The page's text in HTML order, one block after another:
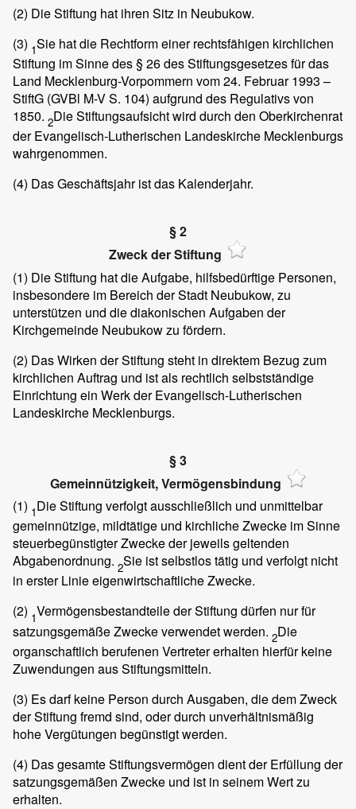
(2) Die Stiftung hat ihren Sitz in Neubukow.
(3) 1Sie hat die Rechtform einer rechtsfähigen kirchlichen
Stiftung im Sinne des § 26 des Stiftungsgesetzes für das
Land Mecklenburg-Vorpommern vom 24. Februar 1993 –
StiftG (GVBl M-V S. 104) aufgrund des Regulativs von
1850. 2Die Stiftungsaufsicht wird durch den Oberkirchenrat
der Evangelisch-Lutherischen Landeskirche Mecklenburgs
wahrgenommen.
(4) Das Geschäftsjahr ist das Kalenderjahr.
§ 2
Zweck der Stiftung
(1) Die Stiftung hat die Aufgabe, hilfsbedürftige Personen,
insbesondere im Bereich der Stadt Neubukow, zu
unterstützen und die diakonischen Aufgaben der
Kirchgemeinde Neubukow zu fördern.
(2) Das Wirken der Stiftung steht in direktem Bezug zum
kirchlichen Auftrag und ist als rechtlich selbstständige
Einrichtung ein Werk der Evangelisch-Lutherischen
Landeskirche Mecklenburgs.
§ 3
Gemeinnützigkeit, Vermögensbindung
(1) 1Die Stiftung verfolgt ausschließlich und unmittelbar
gemeinnützige, mildtätige und kirchliche Zwecke im Sinne
steuerbegünstigter Zwecke der jeweils geltenden
Abgabenordnung. 2Sie ist selbstlos tätig und verfolgt nicht
in erster Linie eigenwirtschaftliche Zwecke.
(2) 1Vermögensbestandteile der Stiftung dürfen nur für
satzungsgemäße Zwecke verwendet werden. 2Die
organschaftlich berufenen Vertreter erhalten hierfür keine
Zuwendungen aus Stiftungsmitteln.
(3) Es darf keine Person durch Ausgaben, die dem Zweck
der Stiftung fremd sind, oder durch unverhältnismäßig
hohe Vergütungen begünstigt werden.
(4) Das gesamte Stiftungsvermögen dient der Erfüllung der
satzungsgemäßen Zwecke und ist in seinem Wert zu
erhalten.